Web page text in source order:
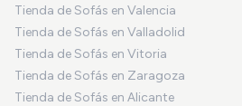
Tienda de Sofás en Valencia
Tienda de Sofás en Valladolid
Tienda de Sofás en Vitoria
Tienda de Sofás en Zaragoza
Tienda de Sofás en Alicante